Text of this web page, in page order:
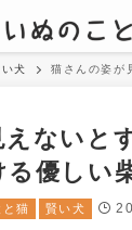
犬 猫さんの姿が
ないと
優しい
と猫 賢い犬